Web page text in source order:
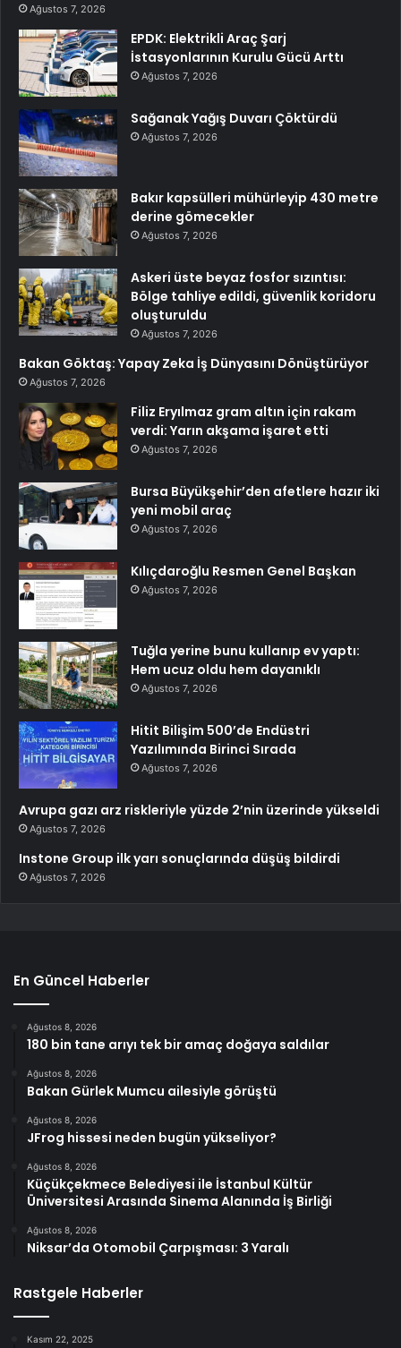
Ağustos 7, 2026
EPDK: Elektrikli Araç Şarj
İstasyonlarının Kurulu Gücü Arttı
Ağustos 7, 2026
Sağanak Yağış Duvarı Çöktürdü
Ağustos 7, 2026
Bakır kapsülleri mühürleyip 430 metre
derine gömecekler
Ağustos 7, 2026
Askeri üste beyaz fosfor sızıntısı:
Bölge tahliye edildi, güvenlik koridoru
oluşturuldu
Ağustos 7, 2026
Bakan Göktaş: Yapay Zeka İş Dünyasını Dönüştürüyor
Ağustos 7, 2026
Filiz Eryılmaz gram altın için rakam
verdi: Yarın akşama işaret etti
Ağustos 7, 2026
Bursa Büyükşehir’den afetlere hazır iki
yeni mobil araç
Ağustos 7, 2026
Kılıçdaroğlu Resmen Genel Başkan
Ağustos 7, 2026
Tuğla yerine bunu kullanıp ev yaptı:
Hem ucuz oldu hem dayanıklı
Ağustos 7, 2026
Hitit Bilişim 500’de Endüstri
Yazılımında Birinci Sırada
Ağustos 7, 2026
Avrupa gazı arz riskleriyle yüzde 2’nin üzerinde yükseldi
Ağustos 7, 2026
Instone Group ilk yarı sonuçlarında düşüş bildirdi
Ağustos 7, 2026
En Güncel Haberler
Ağustos 8, 2026
180 bin tane arıyı tek bir amaç doğaya saldılar
Ağustos 8, 2026
Bakan Gürlek Mumcu ailesiyle görüştü
Ağustos 8, 2026
JFrog hissesi neden bugün yükseliyor?
Ağustos 8, 2026
Küçükçekmece Belediyesi ile İstanbul Kültür
Üniversitesi Arasında Sinema Alanında İş Birliği
Ağustos 8, 2026
Niksar’da Otomobil Çarpışması: 3 Yaralı
Rastgele Haberler
Kasım 22, 2025